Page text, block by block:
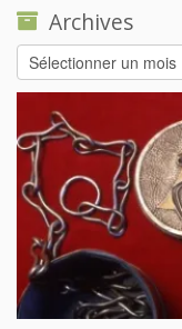
Archives
Archives